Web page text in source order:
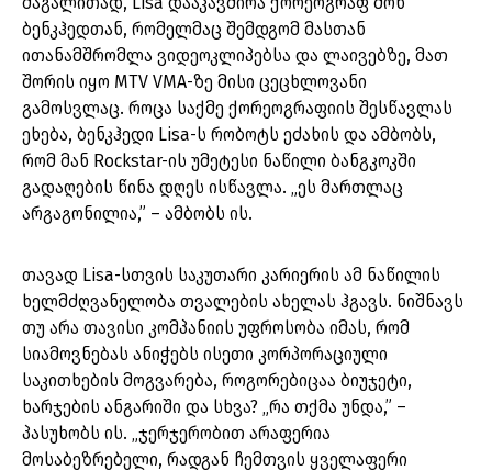
ბენკჰედთან, რომელმაც შემდგომ მასთან
ითანამშრომლა ვიდეოკლიპებსა და ლაივებზე, მათ
შორის იყო MTV VMA-ზე მისი ცეცხლოვანი
გამოსვლაც. როცა საქმე ქორეოგრაფიის შესწავლას
ეხება, ბენკჰედი Lisa-ს რობოტს ეძახის და ამბობს,
რომ მან Rockstar-ის უმეტესი ნაწილი ბანგკოკში
გადაღების წინა დღეს ისწავლა. „ეს მართლაც
არგაგონილია,” – ამბობს ის.
თავად Lisa-სთვის საკუთარი კარიერის ამ ნაწილის
ხელმძღვანელობა თვალების ახელას ჰგავს. ნიშნავს
თუ არა თავისი კომპანიის უფროსობა იმას, რომ
სიამოვნებას ანიჭებს ისეთი კორპორაციული
საკითხების მოგვარება, როგორებიცაა ბიუჯეტი,
ხარჯების ანგარიში და სხვა? „რა თქმა უნდა,” –
პასუხობს ის. „ჯერჯერობით არაფერია
მოსაბეზრებელი, რადგან ჩემთვის ყველაფერი